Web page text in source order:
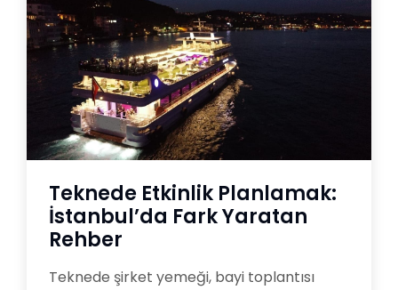
Teknede Etkinlik Planlamak:
İstanbul’da Fark Yaratan
Rehber
Teknede şirket yemeği, bayi toplantısı